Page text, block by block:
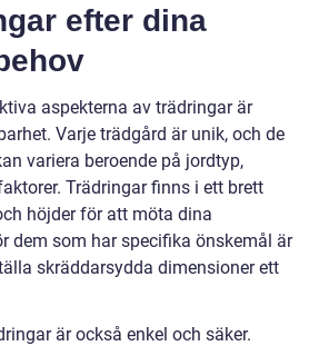
efter dina
aspekterna av trädringar är
Varje trädgård är unik, och de
variera beroende på jordtyp,
Trädringar finns i ett brett
höjder för att möta dina
dem som har specifika önskemål är
skräddarsydda dimensioner ett
är också enkel och säker.